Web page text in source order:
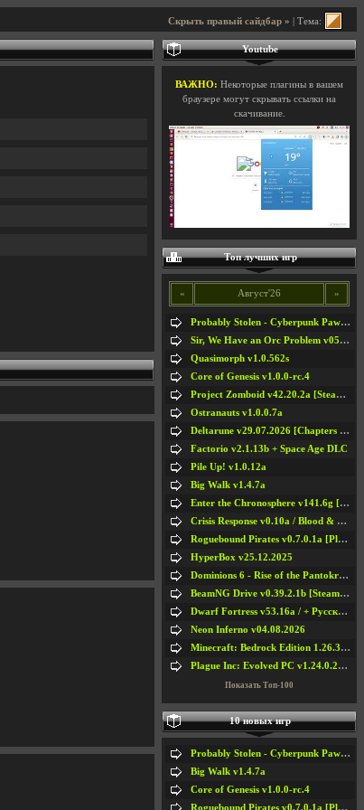
Скрыть правый сайдбар » | Тема:
Youtube
ВАЖНО: Некоторые плагины в вашем
браузере могут скрывать ссылки на
скачивание.
Топ лучших игр
« Август'26 »
Probably Stolen - Cyberpunk Pawnshop Simulator v048c [Playtest]
Sir, We Have an Orc Problem v05.08.2026
Quasimorph v1.0.562s
Core of Genesis v1.0.0-rc.4
Project Zomboid v42.20.2a [Steam Early Access]
Ostranauts v1.0.0.7a
Deltarune v29.07.2026 [Chapters 1-5] / + RUS [Chapters 1-5]
Factorio v2.1.13b + Space Age DLC
Pile Up! v1.0.12a
Big Walk v1.4.7a
Enter the Chronosphere v141.6g [Steam Early Access]
Crisis Response v0.10a / Blood & Bullet
Roguebound Pirates v0.7.0.1a [Playtest]
HyperBox v25.12.2025
Dominions 6 - Rise of the Pantokrator v6.35a
BeamNG Drive v0.39.2.1b [Steam Early Access]
Dwarf Fortress v53.16a / + Русская Версия v50.12a
Neon Inferno v04.08.2026
Minecraft: Bedrock Edition 1.26.33.1a / + TLauncher v2.89
Plague Inc: Evolved PC v1.24.0.2a + All DLCs
Показать Топ-100
10 новых игр
Probably Stolen - Cyberpunk Pawnshop Simulator v048c [Playtest]
Big Walk v1.4.7a
Core of Genesis v1.0.0-rc.4
Roguebound Pirates v0.7.0.1a [Playtest]